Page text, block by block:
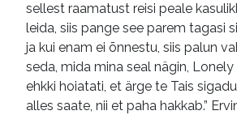
sellest raamatust reisi peale
leida, siis pange see parem tagasi
ja kui enam ei õnnestu, siis palun
seda, mida mina seal nägin,
ehkki hoiatati, et ärge te Tais
alles saate, nii et paha hakkab.”